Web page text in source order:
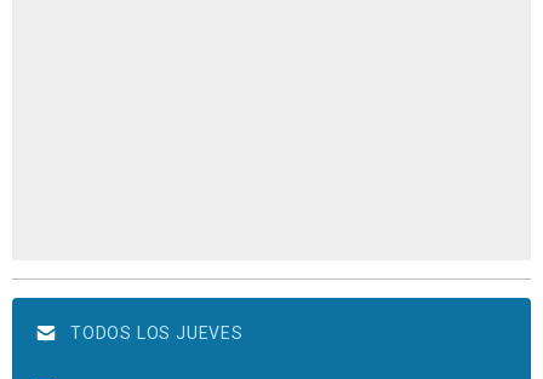
TODOS LOS JUEVES